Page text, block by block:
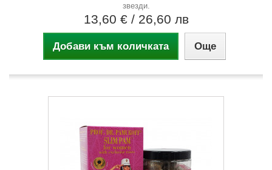
звезди.
13,60 € / 26,60 лв
Добави към количката Още